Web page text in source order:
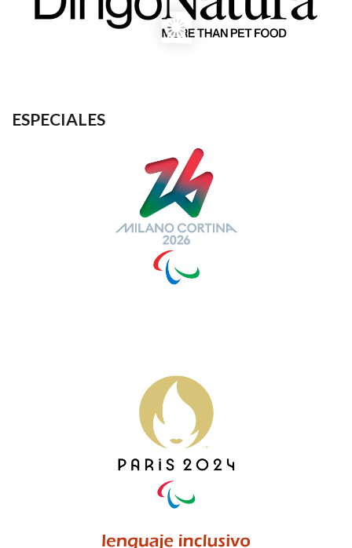
ESPECIALES